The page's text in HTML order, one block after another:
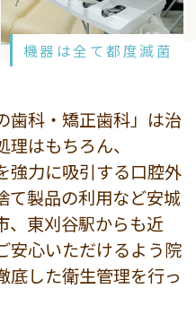
機器は全て都度滅菌
歯科・矯正歯科」は治
はもちろん、
強力に吸引する口腔外
て製品の利用など安城
、東刈谷駅からも近
安心いただけるよう院
底した衛生管理を行っ